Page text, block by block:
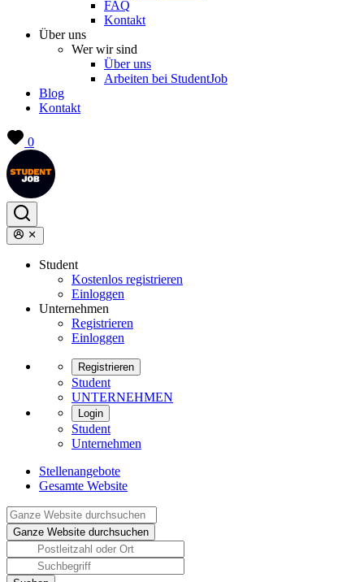
FAQ
Kontakt
Über uns
Wer wir sind
Über uns
Arbeiten bei StudentJob
Blog
Kontakt
0
Student
Kostenlos registrieren
Einloggen
Unternehmen
Registrieren
Einloggen
Registrieren
Student
UNTERNEHMEN
Login
Student
Unternehmen
Stellenangebote
Gesamte Website